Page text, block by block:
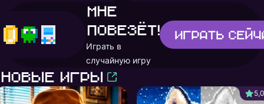
Мне
повезёт!
Играть в
случайную игру
Играть
Новые игры
5,0